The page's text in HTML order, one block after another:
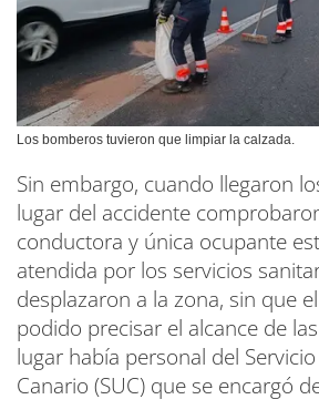
Los bomberos tuvieron que limpiar la calzada.
Sin embargo, cuando llegaron
lugar del accidente
conductora y única ocupante
atendida por los servicios
desplazaron a la zona, sin que
podido precisar el alcance de
lugar había personal del
Canario (SUC) que se encargó